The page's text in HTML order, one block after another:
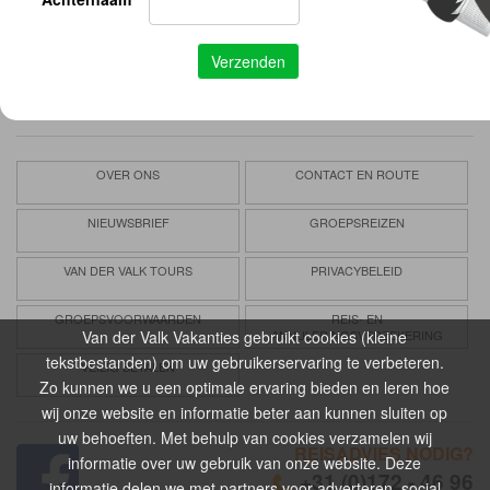
Van der Valk Vakanties gebruikt cookies (kleine
tekstbestanden) om uw gebruikerservaring te verbeteren.
Zo kunnen we u een optimale ervaring bieden en leren hoe
wij onze website en informatie beter aan kunnen sluiten op
uw behoeften. Met behulp van cookies verzamelen wij
informatie over uw gebruik van onze website. Deze
OVER ONS CONTACT EN ROUTE
NIEUWSBRIEF GROEPSREIZEN
VAN DER VALK TOURS PRIVACYBELEID
GROEPSVOORWAARDEN
REIS- EN
ANNULERINGSVERZEKERING
VEILIG BETALEN
REISADVIES NODIG?
+31 (0)172 - 46 96